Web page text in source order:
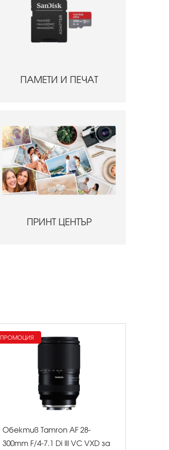
ПАМЕТИ И ПЕЧАТ
ПРИНТ ЦЕНТЪР
Обектив Tamron AF 28-
300mm F/4-7.1 Di III VC VXD за
ПРОМОЦИЯ